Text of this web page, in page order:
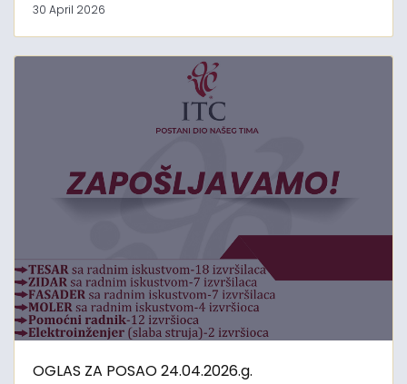
30 April 2026
OGLAS ZA POSAO 24.04.2026.g.